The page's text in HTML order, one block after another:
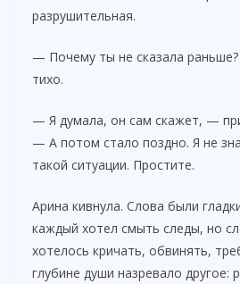
разрушительная.
— Почему ты не сказала
тихо.
— Я думала, он сам скажет, —
— А потом стало поздно. Я не
такой ситуации. Простите.
Арина кивнула. Слова были
каждый хотел смыть следы, но
хотелось кричать, обвинять,
глубине души назревало другое: